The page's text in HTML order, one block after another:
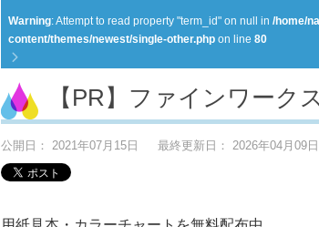
Warning: Attempt to read property "term_id" on null in /home/
content/themes/newest/single-other.php on line 80
【PR】ファインワーク
公開日： 2021年07月15日 最終更新日： 2026年04月09日